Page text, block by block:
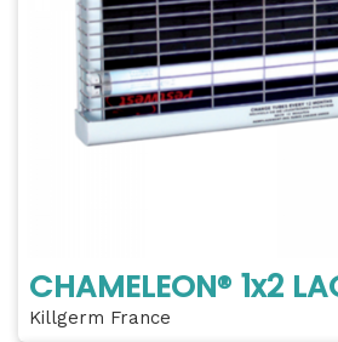
CHAMELEON® 1x2
Killgerm France